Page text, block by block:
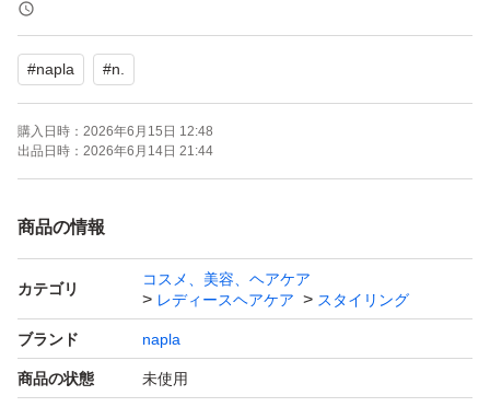
漏れ等の検品後、エアパッキン又は紙包装で送ります
発送までの期間を確認してから購入して下さい
#napla #n.
購入日時： 2026年6月15日 12:48
出品日時： 2026年6月14日 21:44
商品の情報
カテゴリ
コスメ、美容、ヘアケア
レディースヘアケア
スタイリング
ブランド napla
商品の状態 未使用